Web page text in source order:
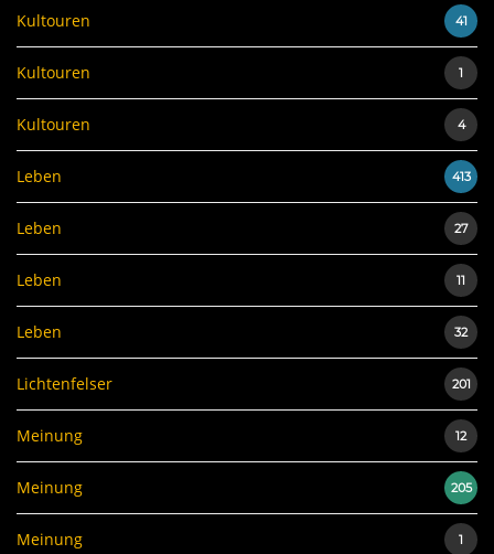
Kultouren 41
Kultouren 1
Kultouren 4
Leben 413
Leben 27
Leben 11
Leben 32
Lichtenfelser 201
Meinung 12
Meinung 205
Meinung 1